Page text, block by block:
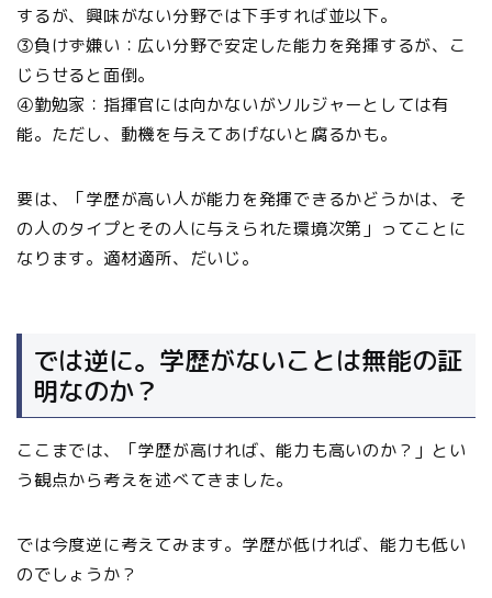
するが、興味がない分野では下手すれば並以下。
③負けず嫌い：広い分野で安定した能力を発揮するが、こ
じらせると面倒。
④勤勉家：指揮官には向かないがソルジャーとしては有
能。ただし、動機を与えてあげないと腐るかも。
要は、「学歴が高い人が能力を発揮できるかどうかは、そ
の人のタイプとその人に与えられた環境次第」ってことに
なります。適材適所、だいじ。
では逆に。学歴がないことは無能の証
明なのか？
ここまでは、「学歴が高ければ、能力も高いのか？」とい
う観点から考えを述べてきました。
では今度逆に考えてみます。学歴が低ければ、能力も低い
のでしょうか？